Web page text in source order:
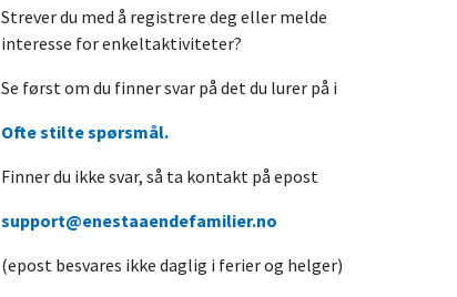
Strever du med å registrere deg eller melde
interesse for enkeltaktiviteter?
Se først om du finner svar på det du lurer på i
Ofte stilte spørsmål.
Finner du ikke svar, så ta kontakt på epost
support@enestaaendefamilier.no
(epost besvares ikke daglig i ferier og helger)